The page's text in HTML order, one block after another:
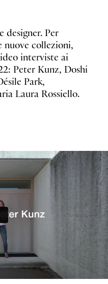
designer. Per
collezioni,
interviste ai
Peter Kunz, Doshi
Park,
Laura Rossiello.